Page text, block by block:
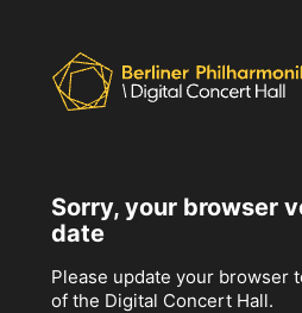
Sorry, your browser
date
Please update your browser
of the Digital Concert Hall.